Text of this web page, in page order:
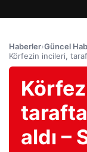
Haberler›Güncel
Körfezin incileri,
aldı –